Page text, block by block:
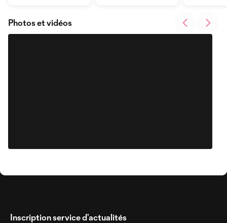
Photos et vidéos
Inscription service d’actualités